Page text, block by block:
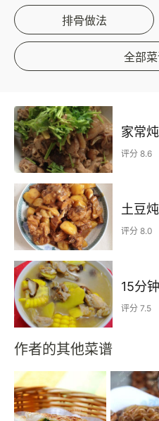
排骨做法
全部
家常
评分 8.6
土豆
评分 8.0
15分
评分 7.5
作者的其他菜谱